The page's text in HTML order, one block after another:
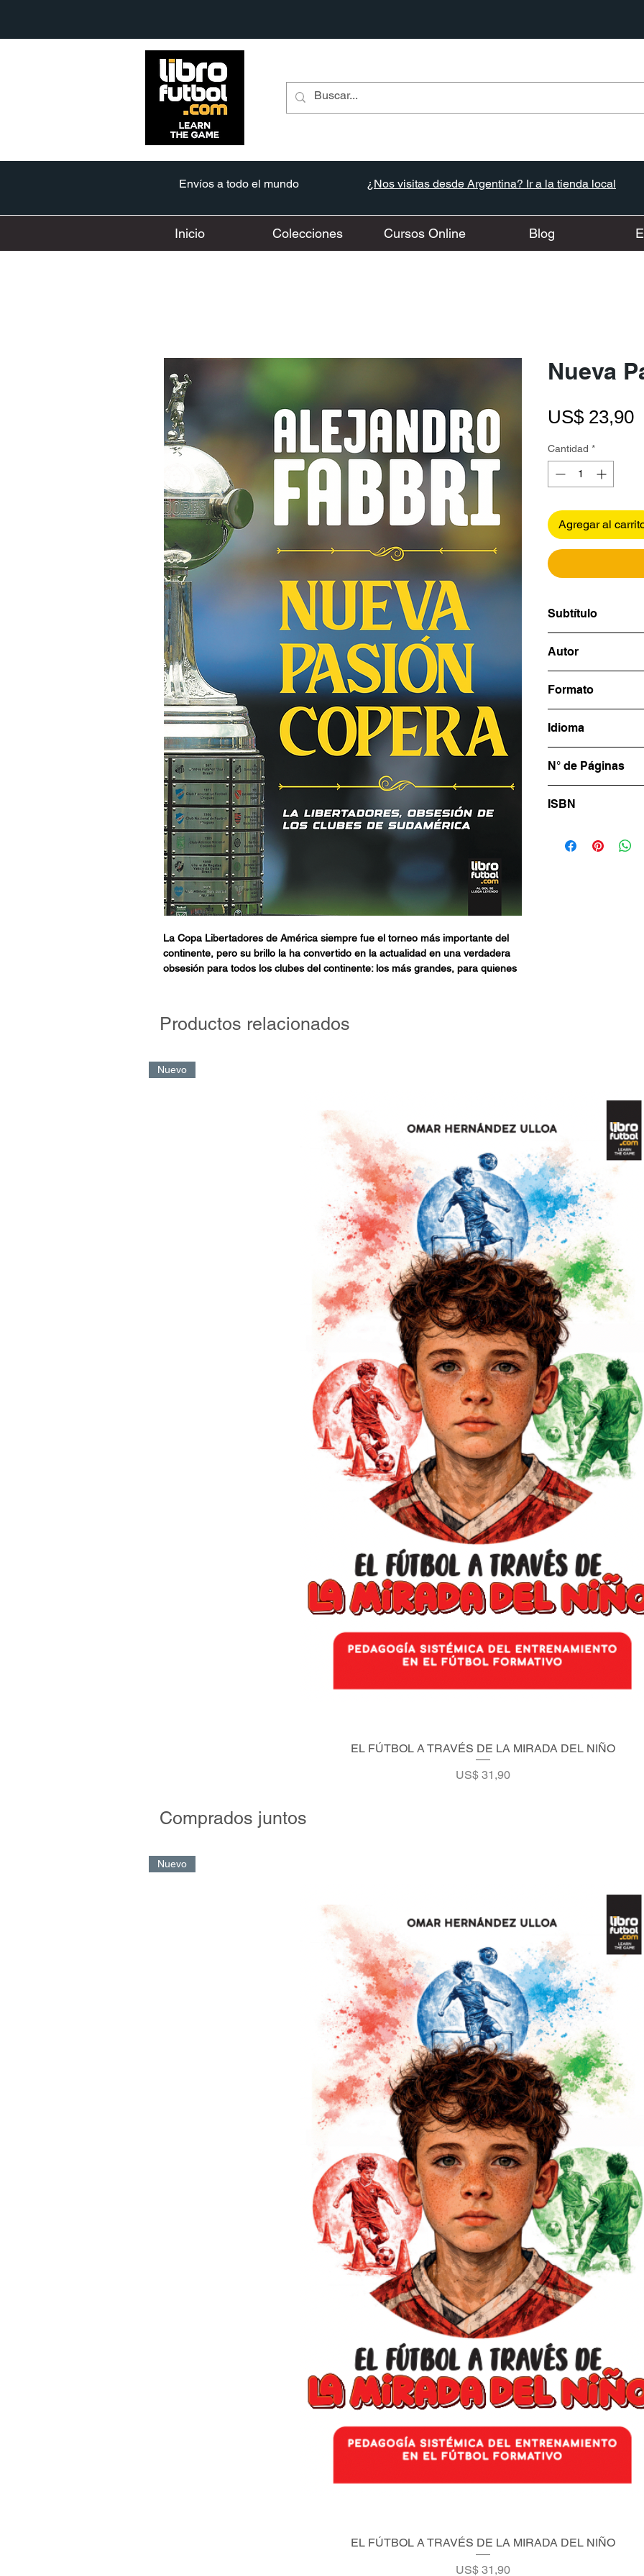
Envíos a todo el mundo ¿Nos visitas desde Argentina? Ir a la tienda local
Inicio Colecciones Cursos Online Blog
La Copa Libertadores de América siempre fue el torneo más importante del
continente, pero su brillo la ha convertido en la actualidad en una verdadera
obsesión para todos los clubes del continente: los más grandes, para quienes
tomaron parte 7 equipos, la Copa se ha vuelto un megacertamen, con la
de los periodistas más rigurosos de la Argentina, desgrana en infinidad de
Argentina y Brasil son los que siguen dominándolo pese al creciente poder de
convocatoria en todo el continente. Tampoco quedan afuera las pequeñas
historias de cada uno de los 233 equipos que han participado desde 1960.En
suma, un libro ideal tanto para el experto que quiere aprender más sobre el
mayor torneo de clubes de América como para quienes deseen adentrarse
con avidez en la historia de una Copa que se transformó en una obsesión
Nueva
US$ 23,90
Cantidad *
Agregar al
Subtítulo
CLUBES DE
Autor
desde 1976.
multimedios.
y escribió una
fútbol de
Historias Secretas
Pasión Copera es
Formato
Idioma
N° de Páginas
ISBN
Productos relacionados
Vista rápida
Nuevo
EL FÚTBOL A TRAVÉS DE LA MIRADA DEL NIÑO
Precio
US$ 31,90
Comprados juntos
Vista rápida
Nuevo
EL FÚTBOL A TRAVÉS DE LA MIRADA DEL NIÑO
Precio
US$ 31,90